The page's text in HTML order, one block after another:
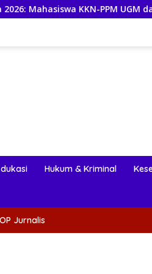
PPM UGM dan Warga
Hukum & Kriminal
Jurnalis